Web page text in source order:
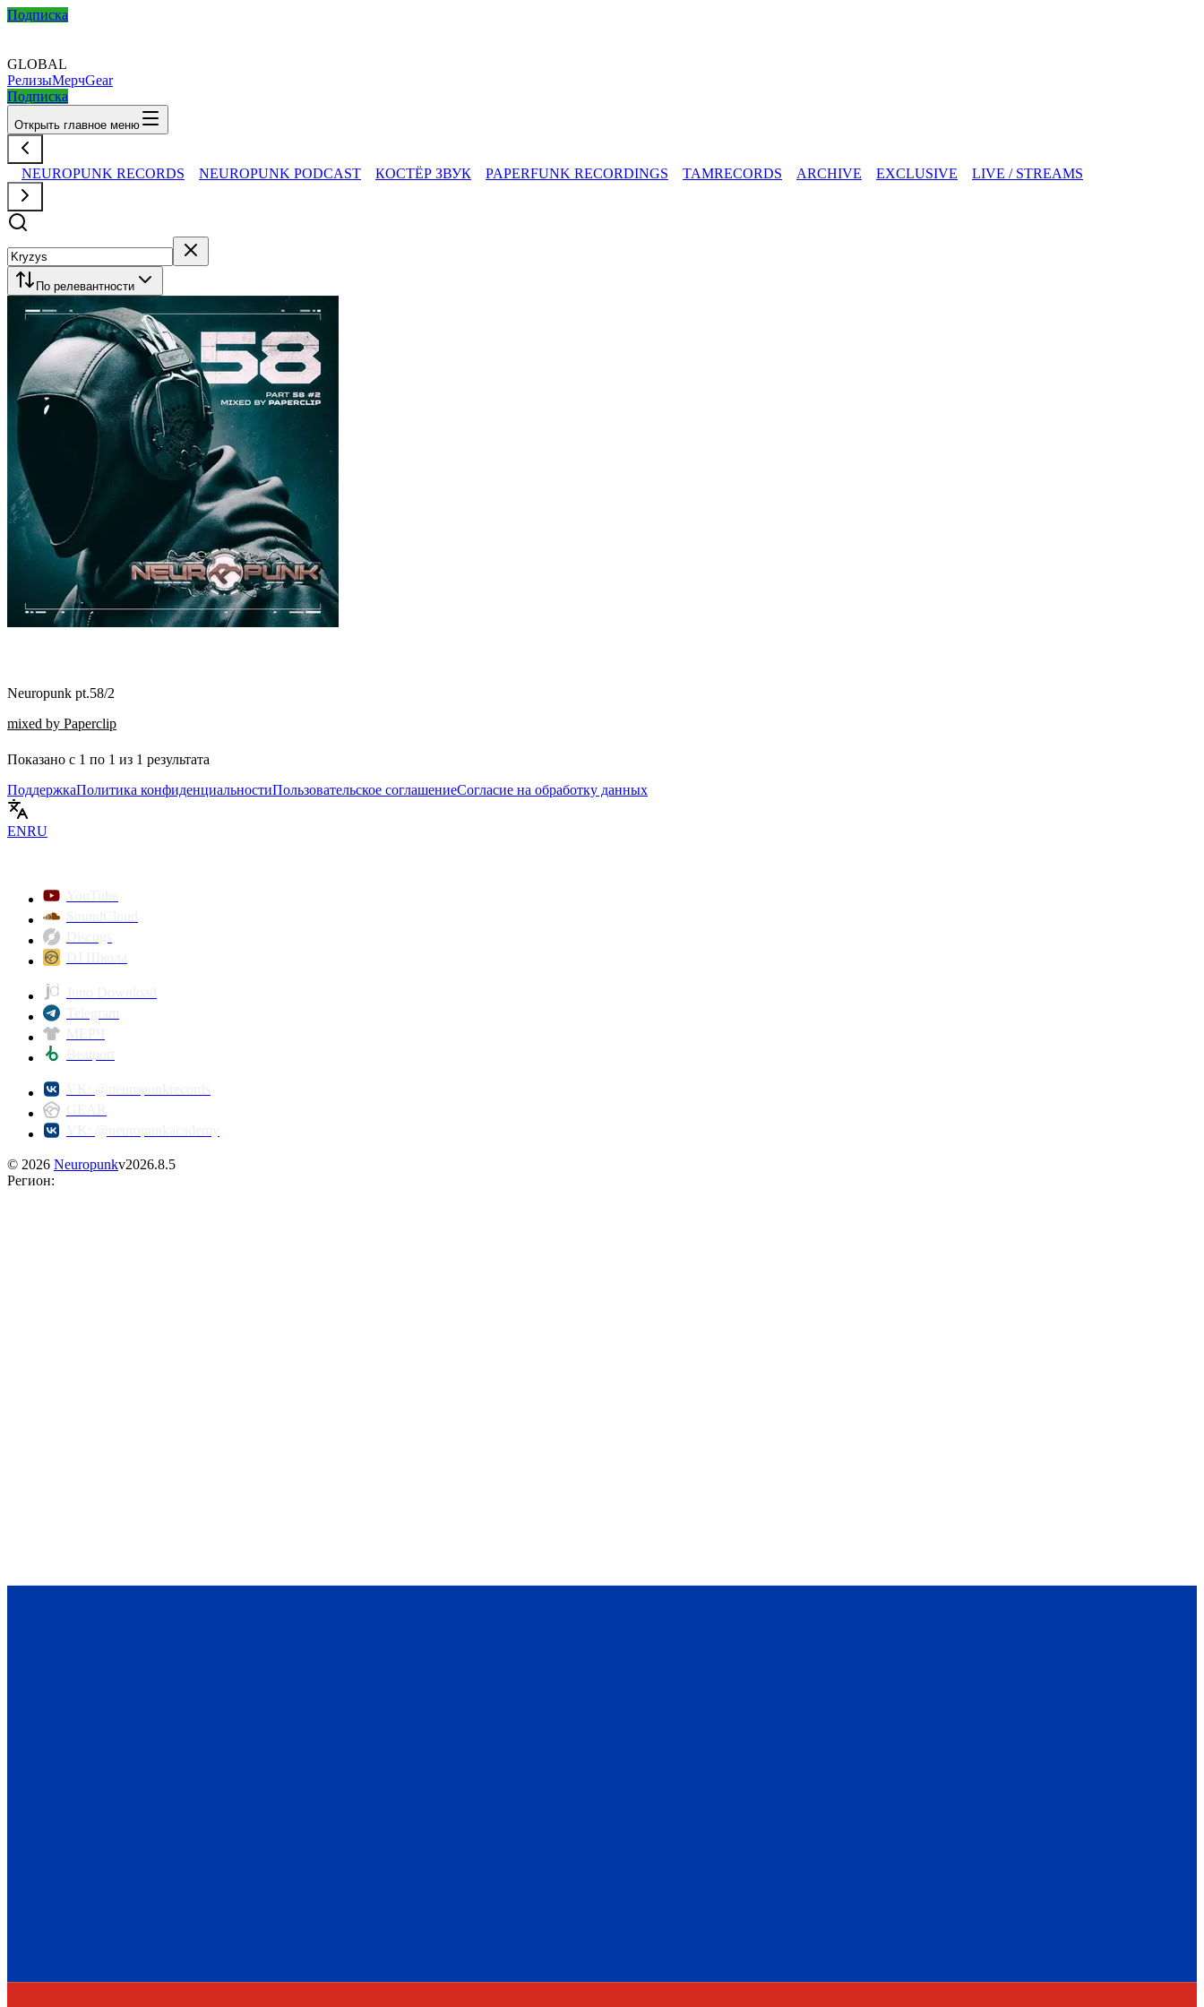
Подписка
GLOBAL
РелизыМерчGear
Подписка
Открыть главное меню
NEUROPUNK RECORDS NEUROPUNK PODCAST КОСТЁР ЗВУК PAPERFUNK RECORDINGS TAMRECORDS ARCHIVE EXCLUSIVE LIVE / STREAMS
По релевантности
Neuropunk pt.58/2
mixed by Paperclip
Показано с 1 по 1 из 1 результата
ПоддержкаПолитика конфиденциальностиПользовательское соглашениеСогласие на обработку данных
ENRU
© 2026 Neuropunkv2026.8.5
Регион: